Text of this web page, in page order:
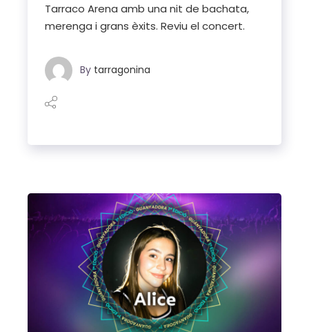
Tarraco Arena amb una nit de bachata,
merenga i grans èxits. Reviu el concert.
By tarragonina